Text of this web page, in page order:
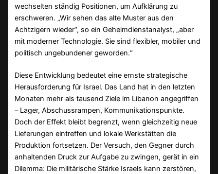
wechselten ständig Positionen, um Aufklärung zu
erschweren. „Wir sehen das alte Muster aus den
Achtzigern wieder“, so ein Geheimdienstanalyst, „aber
mit moderner Technologie. Sie sind flexibler, mobiler und
politisch ungebundener geworden.“
Diese Entwicklung bedeutet eine ernste strategische
Herausforderung für Israel. Das Land hat in den letzten
Monaten mehr als tausend Ziele im Libanon angegriffen
– Lager, Abschussrampen, Kommunikationspunkte.
Doch der Effekt bleibt begrenzt, wenn gleichzeitig neue
Lieferungen eintreffen und lokale Werkstätten die
Produktion fortsetzen. Der Versuch, den Gegner durch
anhaltenden Druck zur Aufgabe zu zwingen, gerät in ein
Dilemma: Die militärische Stärke Israels kann zerstören,